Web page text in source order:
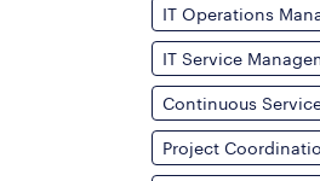
IT Operations
IT Service
Continuous
Project